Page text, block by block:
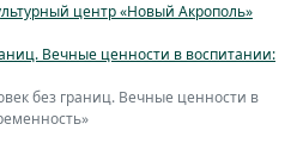
центр «Новый Акрополь»
Вечные ценности в воспитании:
без границ. Вечные ценности в